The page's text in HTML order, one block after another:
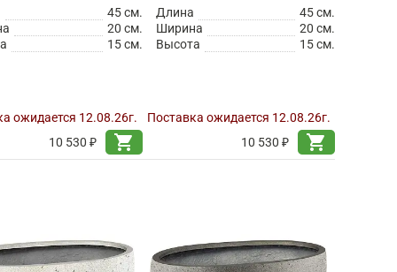
45 см.
20 см.
15 см.
ожидается 12.08.26г.
10 530 ₽
shopping_cart
Длина
45 см.
Ширина
20 см.
Высота
15 см.
Поставка ожидается 12.08.26г.
10 530 ₽
shopping_cart